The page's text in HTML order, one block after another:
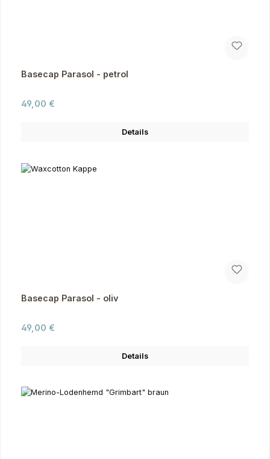
Basecap Parasol - petrol
Regulärer Preis:
49,00 €
Details
Basecap Parasol - oliv
Regulärer Preis:
49,00 €
Details